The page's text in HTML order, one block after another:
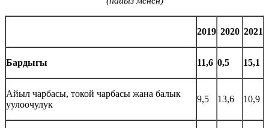
2019 2020 2021
Бардыгы 11,6 0,5 15,1
Айыл чарбасы, токой чарбасы жана балык
уулоочулук
9,5 13,6 10,9